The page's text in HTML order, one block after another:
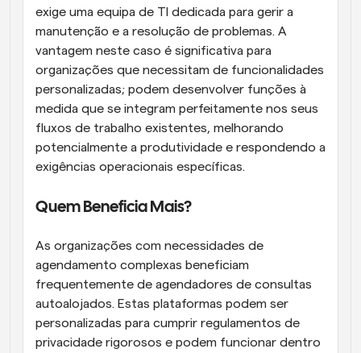
exige uma equipa de TI dedicada para gerir a
manutenção e a resolução de problemas. A
vantagem neste caso é significativa para
organizações que necessitam de funcionalidades
personalizadas; podem desenvolver funções à
medida que se integram perfeitamente nos seus
fluxos de trabalho existentes, melhorando
potencialmente a produtividade e respondendo a
exigências operacionais específicas.
Quem Beneficia Mais?
As organizações com necessidades de
agendamento complexas beneficiam
frequentemente de agendadores de consultas
autoalojados. Estas plataformas podem ser
personalizadas para cumprir regulamentos de
privacidade rigorosos e podem funcionar dentro